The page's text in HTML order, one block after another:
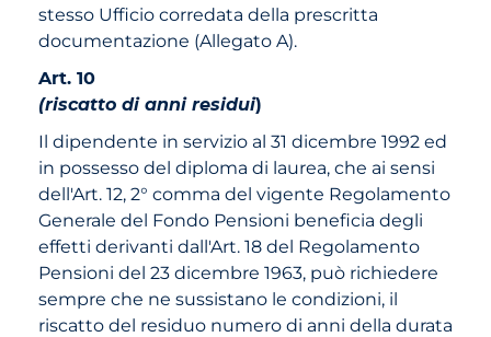
stesso Ufficio corredata della prescritta
documentazione (Allegato A).
Art. 10
(riscatto di anni residui)
Il dipendente in servizio al 31 dicembre 1992 ed
in possesso del diploma di laurea, che ai sensi
dell'Art. 12, 2° comma del vigente Regolamento
Generale del Fondo Pensioni beneficia degli
effetti derivanti dall'Art. 18 del Regolamento
Pensioni del 23 dicembre 1963, può richiedere
sempre che ne sussistano le condizioni, il
riscatto del residuo numero di anni della durata